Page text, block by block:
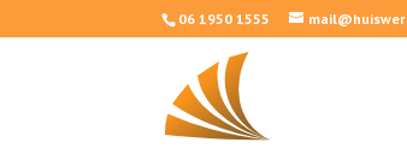
06 1950 1555